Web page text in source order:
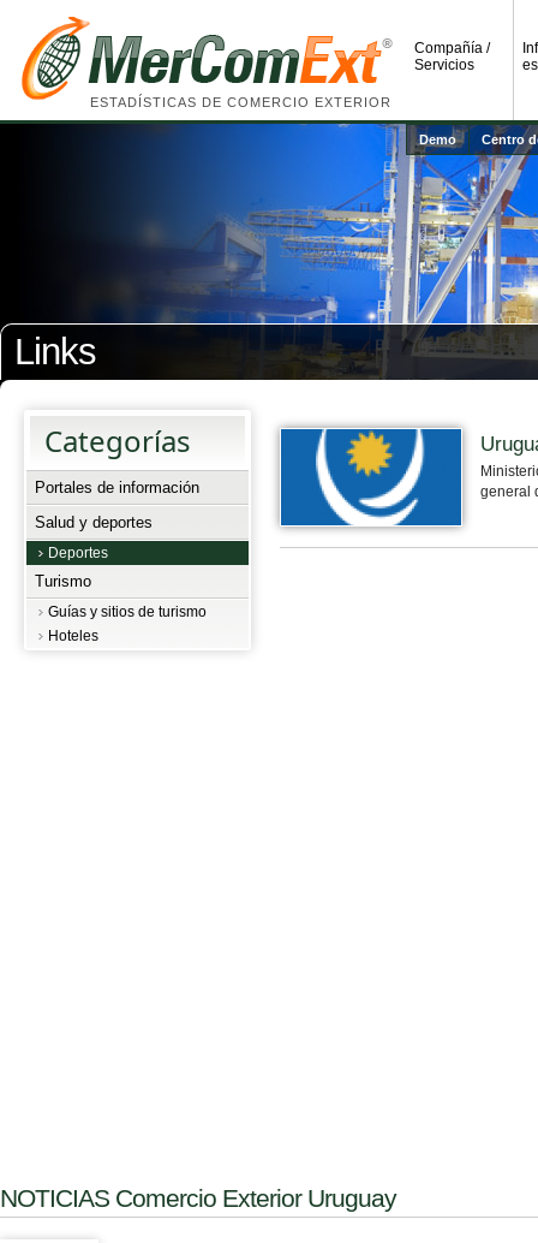
ESTADÍSTICAS DE COMERCIO EXTERIOR
Compañía /
Servicios
Demo Centro
Links
Categorías
Portales de información
Salud y deportes
Deportes
Turismo
Guías y sitios de turismo
Hoteles
general
NOTICIAS Comercio Exterior Uruguay